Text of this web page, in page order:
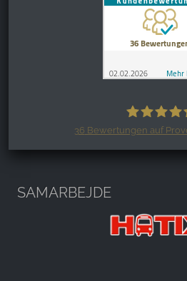
36 Bewertungen auf
SAMARBEJDE